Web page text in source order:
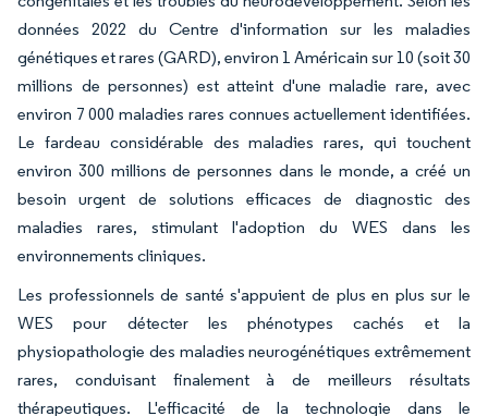
données 2022 du Centre d'information sur les maladies
génétiques et rares (GARD), environ 1 Américain sur 10 (soit 30
millions de personnes) est atteint d'une maladie rare, avec
environ 7 000 maladies rares connues actuellement identifiées.
Le fardeau considérable des maladies rares, qui touchent
environ 300 millions de personnes dans le monde, a créé un
besoin urgent de solutions efficaces de diagnostic des
maladies rares, stimulant l'adoption du WES dans les
environnements cliniques.
Les professionnels de santé s'appuient de plus en plus sur le
WES pour détecter les phénotypes cachés et la
physiopathologie des maladies neurogénétiques extrêmement
rares, conduisant finalement à de meilleurs résultats
thérapeutiques. L'efficacité de la technologie dans le